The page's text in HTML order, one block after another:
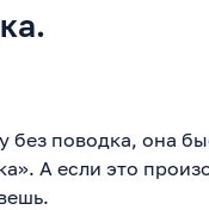
без поводка, она
А если это